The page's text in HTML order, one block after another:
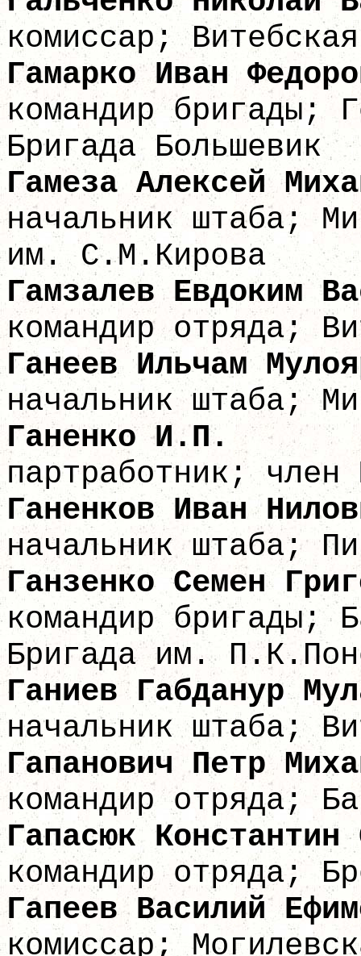
комиссар;
Гамарко
командир бригады;
Бригада Большевик
Гамеза
начальник штаба;
им. С.М.Кирова
Гамзалев
командир отряда;
Ганеев
начальник штаба;
партработник;
Ганенков
начальник штаба;
Ганзенко
командир бригады;
Бригада им.
Ганиев
начальник штаба;
Гапанович
командир отряда;
Гапасюк
командир отряда;
Гапеев
комиссар;